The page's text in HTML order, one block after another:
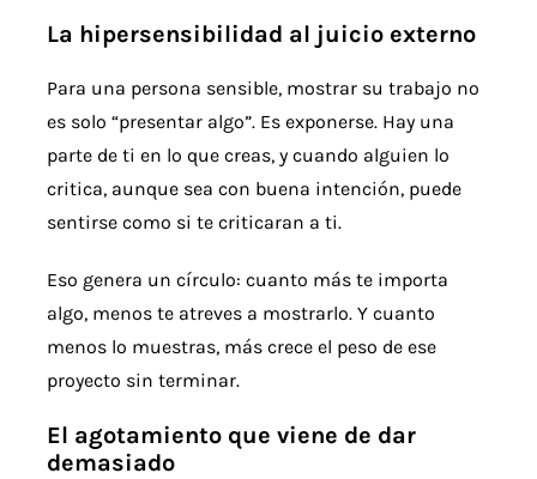
La hipersensibilidad al juicio externo
Para una persona sensible, mostrar su trabajo no
es solo “presentar algo”. Es exponerse. Hay una
parte de ti en lo que creas, y cuando alguien lo
critica, aunque sea con buena intención, puede
sentirse como si te criticaran a ti.
Eso genera un círculo: cuanto más te importa
algo, menos te atreves a mostrarlo. Y cuanto
menos lo muestras, más crece el peso de ese
proyecto sin terminar.
El agotamiento que viene de dar
demasiado